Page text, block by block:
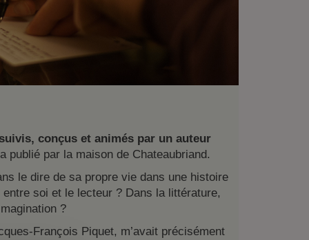
conçus et animés par un auteur
publié par la maison de Chateaubriand.
le dire de sa propre vie dans une histoire
soi et le lecteur ? Dans la littérature,
?
François Piquet, m’avait précisément